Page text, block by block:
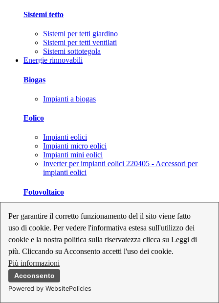
Per garantire il corretto funzionamento del il sito viene fatto
uso di cookie. Per vedere l'informativa estesa sull'utilizzo dei
cookie e la nostra politica sulla riservatezza clicca su Leggi di
più. Cliccando su Acconsento accetti l'uso dei cookie.
Più informazioni
Acconsento
Powered by WebsitePolicies
Sistemi tetto
Sistemi per tetti giardino
Sistemi per tetti ventilati
Sistemi sottotegola
Energie rinnovabili
Biogas
Impianti a biogas
Eolico
Impianti eolici
Impianti micro eolici
Impianti mini eolici
Inverter per impianti eolici 220405 - Accessori per
impianti eolici
Fotovoltaico
Inverter per impianti fotovoltaici
Kit per impianti fotovoltaici
Moduli fotovoltaici
Sistemi di monitoraggio per impianti fotovoltaici
Strumenti di collaudo e configurazione per impianti
fotovoltaici
Supporti per impianti fotovoltaici
Geotermia